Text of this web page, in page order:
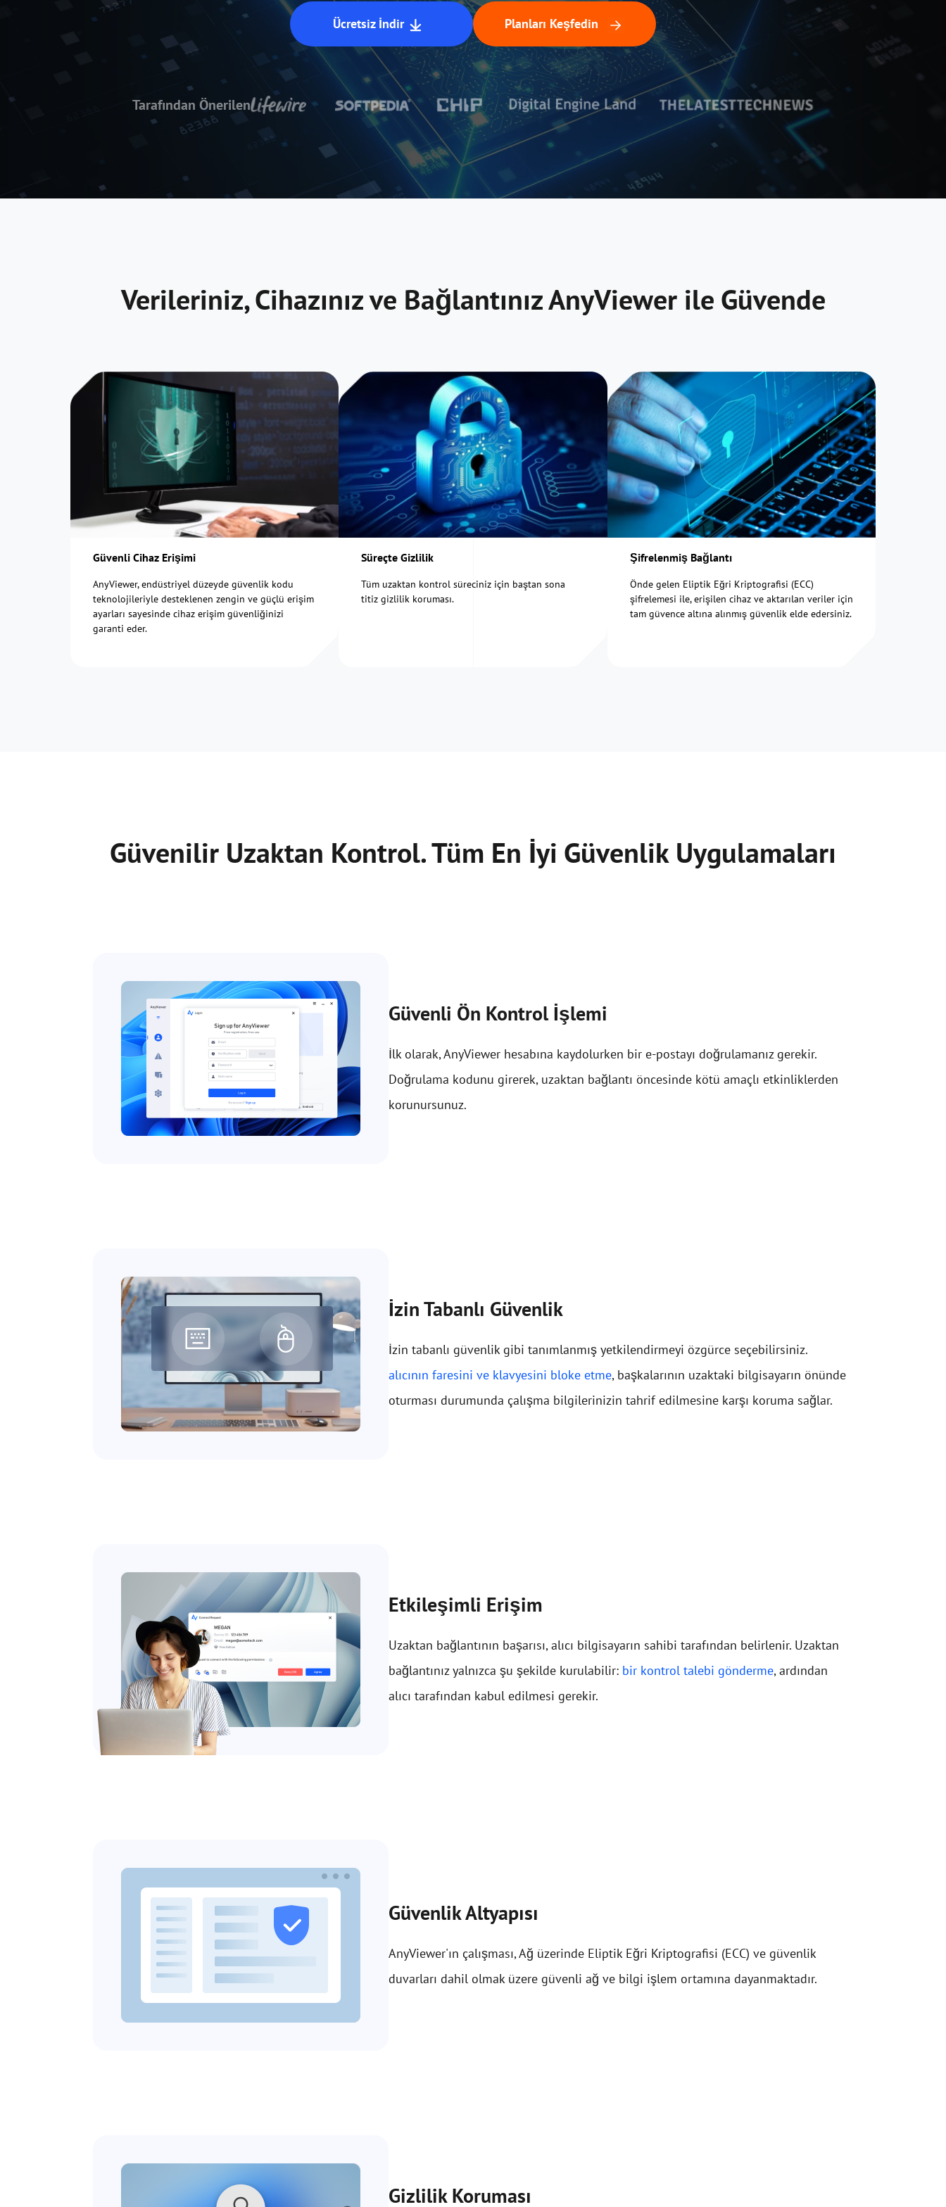
Ücretsiz İndir Planları Keşfedin
Tarafından Önerilen
Verileriniz, Cihazınız ve Bağlantınız AnyViewer ile Güvende
Güvenli Cihaz Erişimi
AnyViewer, endüstriyel düzeyde güvenlik kodu
teknolojileriyle desteklenen zengin ve güçlü erişim
ayarları sayesinde cihaz erişim güvenliğinizi
garanti eder.
Süreçte Gizlilik
Tüm uzaktan kontrol süreciniz için baştan sona
titiz gizlilik koruması.
Şifrelenmiş Bağlantı
Önde gelen Eliptik Eğri Kriptografisi (ECC)
şifrelemesi ile, erişilen cihaz ve aktarılan veriler için
tam güvence altına alınmış güvenlik elde edersiniz.
Güvenilir Uzaktan Kontrol. Tüm En İyi Güvenlik Uygulamaları
Güvenli Ön Kontrol İşlemi
İlk olarak, AnyViewer hesabına kaydolurken bir e-postayı doğrulamanız gerekir.
Doğrulama kodunu girerek, uzaktan bağlantı öncesinde kötü amaçlı etkinliklerden
korunursunuz.
İzin Tabanlı Güvenlik
İzin tabanlı güvenlik gibi tanımlanmış yetkilendirmeyi özgürce seçebilirsiniz.
alıcının faresini ve klavyesini bloke etme, başkalarının uzaktaki bilgisayarın önünde
oturması durumunda çalışma bilgilerinizin tahrif edilmesine karşı koruma sağlar.
Etkileşimli Erişim
Uzaktan bağlantının başarısı, alıcı bilgisayarın sahibi tarafından belirlenir. Uzaktan
bağlantınız yalnızca şu şekilde kurulabilir: bir kontrol talebi gönderme, ardından
alıcı tarafından kabul edilmesi gerekir.
Güvenlik Altyapısı
AnyViewer'ın çalışması, Ağ üzerinde Eliptik Eğri Kriptografisi (ECC) ve güvenlik
duvarları dahil olmak üzere güvenli ağ ve bilgi işlem ortamına dayanmaktadır.
Gizlilik Koruması